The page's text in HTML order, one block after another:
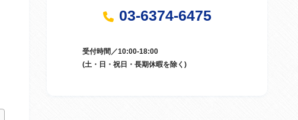
03-6374-6475
受付時間／10:00-18:00
(土・日・祝日・長期休暇を除く)